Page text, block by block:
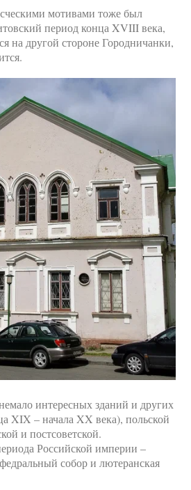
мотивами тоже был
период конца XVIII века,
на другой стороне Городничанки,
интересных зданий и других
XIX – начала XX века), польской
и постсоветской.
Российской империи –
собор и лютеранская